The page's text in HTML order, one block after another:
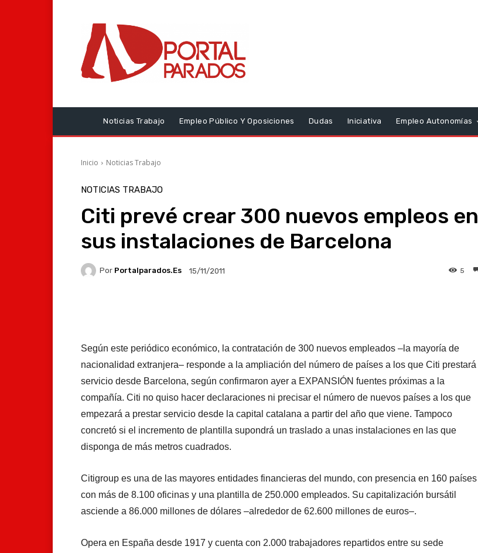
Noticias Trabajo Empleo Público Y Oposiciones Dudas Iniciativa Empleo Autonomías
Inicio Noticias Trabajo
NOTICIAS TRABAJO
Citi prevé crear 300 nuevos empleos en
sus instalaciones de Barcelona
Por Portalparados.es 15/11/2011 5
Según este periódico económico, la contratación de 300 nuevos empleados –la mayoría de
nacionalidad extranjera– responde a la ampliación del número de países a los que Citi prestará
servicio desde Barcelona, según confirmaron ayer a EXPANSIÓN fuentes próximas a la
compañía. Citi no quiso hacer declaraciones ni precisar el número de nuevos países a los que
empezará a prestar servicio desde la capital catalana a partir del año que viene. Tampoco
concretó si el incremento de plantilla supondrá un traslado a unas instalaciones en las que
disponga de más metros cuadrados.
Citigroup es una de las mayores entidades financieras del mundo, con presencia en 160 países
con más de 8.100 oficinas y una plantilla de 250.000 empleados. Su capitalización bursátil
asciende a 86.000 millones de dólares –alrededor de 62.600 millones de euros–.
Opera en España desde 1917 y cuenta con 2.000 trabajadores repartidos entre su sede